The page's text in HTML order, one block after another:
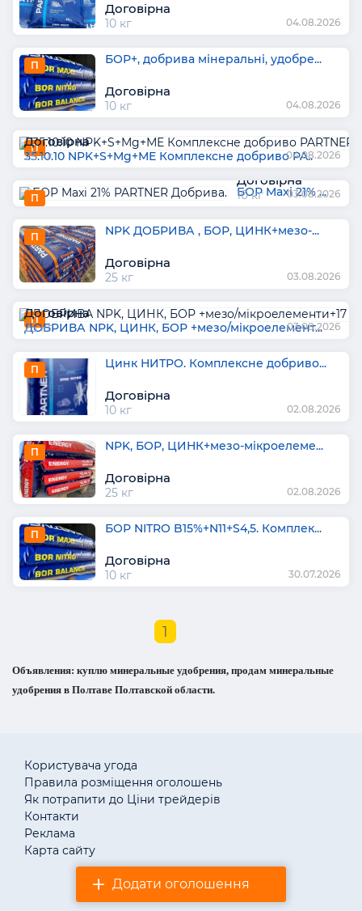
Договірна
10 кг 04.08.2026
П БОР+, добрива мінеральні, удобре...
Договірна
10 кг 04.08.2026
П
35.10.10 NPK+S+Mg+МЕ Комплексне добриво PA..
Договірна
25 кг 04.08.2026
П БОР Maxi 21% ...
Договірна
10 кг 03.08.2026
П NPK ДОБРИВА , БОР, ЦИНК+мезо-...
Договірна
25 кг 03.08.2026
П
ДОБРИВА NPK, ЦИНК, БОР +мезо/мiкроeлемент...
Договірна
25 кг 03.08.2026
П Цинк НИТРО. Комплексне добриво...
Договірна
10 кг 02.08.2026
П NPK, БОР, ЦИНК+мезо-мiкроeлеме...
Договірна
25 кг 02.08.2026
П БОР NITRO B15%+N11+S4,5. Комплек...
Договірна
10 кг 30.07.2026
1
Объявления: куплю минеральные удобрения, продам минеральные
удобрения в Полтаве Полтавской области.
Додати оголошення
Користувача угода
Правила розміщення оголошень
Як потрапити до Ціни трейдерів
Контакти
Реклама
Карта сайту
© «АгротендерTM» 2011–2026